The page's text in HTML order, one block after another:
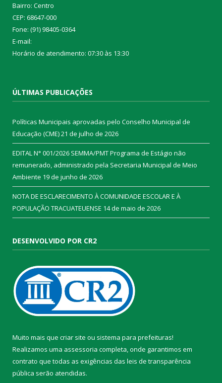
Bairro: Centro
CEP: 68647-000
Fone: (91) 98405-0364
E-mail:
Horário de atendimento: 07:30 às 13:30
ÚLTIMAS PUBLICAÇÕES
Políticas Municipais aprovadas pelo Conselho Municipal de
Educação (CME)21 de julho de 2026
EDITAL N° 001/2026 SEMMA/PMT Programa de Estágio não
remunerado, administrado pela Secretaria Municipal de Meio
Ambiente 19 de junho de 2026
NOTA DE ESCLARECIMENTO À COMUNIDADE ESCOLAR E À
POPULAÇÃO TRACUATEUENSE 14 de maio de 2026
DESENVOLVIDO POR CR2
Muito mais que criar site ou sistema para prefeituras!
Realizamos uma assessoria completa, onde garantimos em
contrato que todas as exigências das leis de transparência
pública serão atendidas.